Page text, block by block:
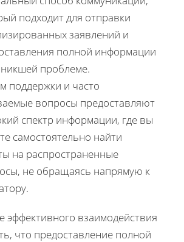
подходит для отправки
заявлений и
полной информации
проблеме.
поддержки и часто
вопросы предоставляют
спектр информации, где вы
самостоятельно найти
на распространенные
не обращаясь напрямую к
эффективного взаимодействия
что предоставление полной